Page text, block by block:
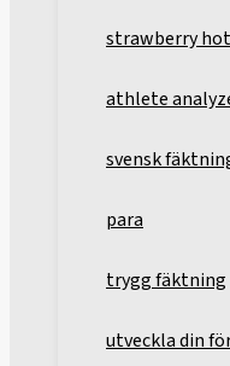
strawberry
athlete
svensk
para
trygg fäktning
utveckla din